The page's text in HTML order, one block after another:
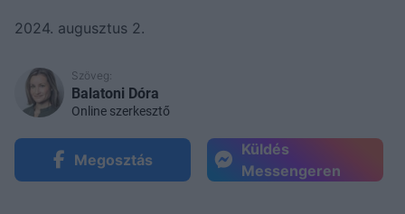
2024. augusztus 2.
Szöveg:
Balatoni Dóra
Online szerkesztő
Megosztás
Küldés
Messengeren